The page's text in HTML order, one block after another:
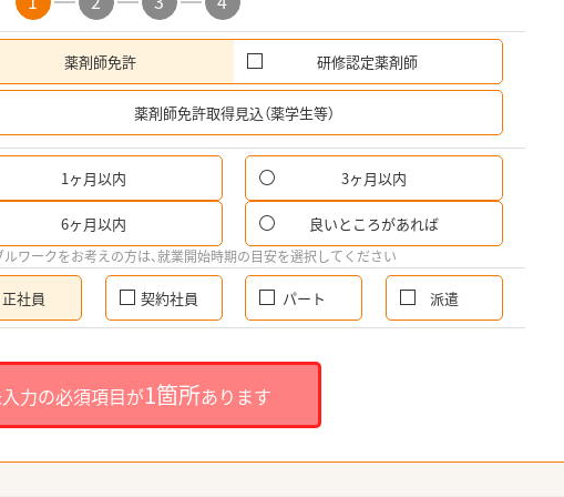
薬剤師免許 研修認定薬剤師
薬剤師免許取得見込（薬学生等）
1ヶ月以内 3ヶ月以内
6ヶ月以内 良いところがあれば
ワークをお考えの方は、就業開始時期の目安を選択してください
正社員 契約社員 パート 派遣
力の必須項目が1箇所あります